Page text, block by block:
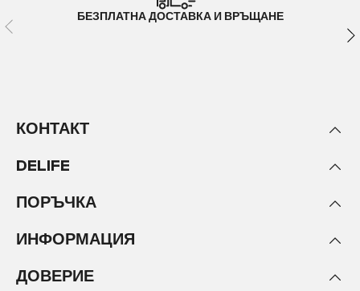
БЕЗПЛАТНА ДОСТАВКА И ВРЪЩАНЕ
КОНТАКТ
DELIFE
ПОРЪЧКА
ИНФОРМАЦИЯ
ДОВЕРИЕ